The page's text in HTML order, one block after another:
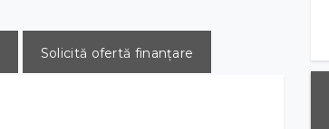
Solicită ofertă finanțare